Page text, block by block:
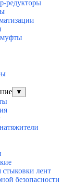
редукторы
муфты
▼
стыковки лент
безопасности